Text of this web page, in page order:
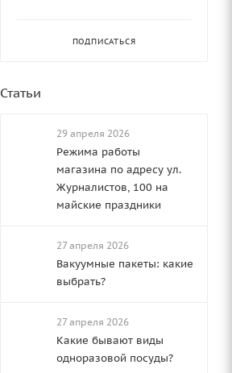
ПОДПИСАТЬСЯ
Статьи
29 апреля 2026
Режима работы
магазина по адресу ул.
Журналистов, 100 на
майские праздники
27 апреля 2026
Вакуумные пакеты: какие
выбрать?
27 апреля 2026
Какие бывают виды
одноразовой посуды?